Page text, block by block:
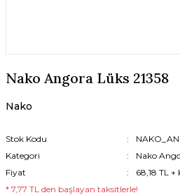
Nako Angora Lüks 21358
Nako
Stok Kodu
Kategori
Nako
Fiyat
68,18 TL +
* 7,77 TL den başlayan taksitlerle!